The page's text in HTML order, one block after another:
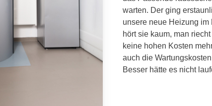
warten. Der ging
unsere neue Heizung
hört sie kaum, man
keine hohen Kosten
auch die
Besser hätte es nicht